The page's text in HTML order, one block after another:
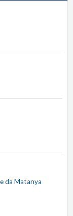
da Matanya